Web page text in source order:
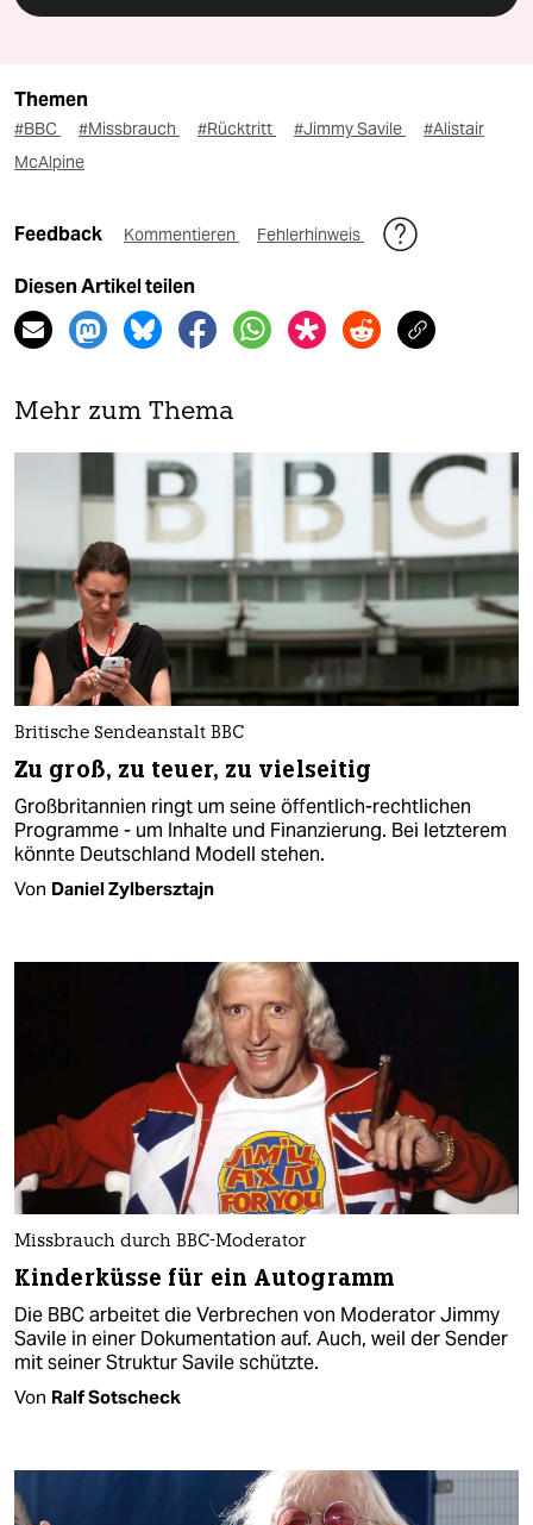
Themen
#BBC #Missbrauch #Rücktritt #Jimmy Savile
#Alistair
McAlpine
Feedback Kommentieren Fehlerhinweis
Diesen Artikel teilen
Mehr zum Thema
Britische Sendeanstalt BBC
Zu groß, zu teuer, zu vielseitig
Großbritannien ringt um seine öffentlich-rechtlichen
Programme - um Inhalte und Finanzierung. Bei letzterem
könnte Deutschland Modell stehen.
Von Daniel Zylbersztajn
Missbrauch durch BBC-Moderator
Kinderküsse für ein Autogramm
Die BBC arbeitet die Verbrechen von Moderator Jimmy
Savile in einer Dokumentation auf. Auch, weil der Sender
mit seiner Struktur Savile schützte.
Von Ralf Sotscheck